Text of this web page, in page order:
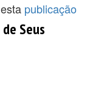
publicação
Seus